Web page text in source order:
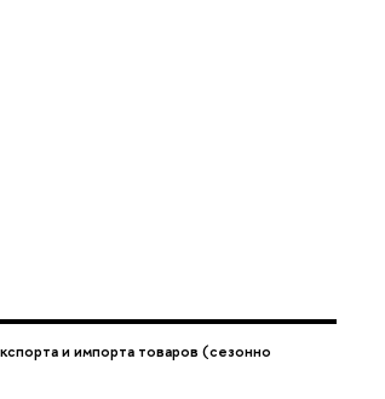
и импорта товаров (сезонно